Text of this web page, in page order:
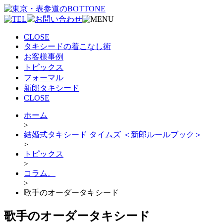
CLOSE
タキシードの着こなし術
お客様事例
トピックス
フォーマル
新郎タキシード
CLOSE
ホーム
>
結婚式タキシード タイムズ ＜新郎ルールブック＞
>
トピックス
>
コラム。
>
歌手のオーダータキシード
歌手のオーダータキシード